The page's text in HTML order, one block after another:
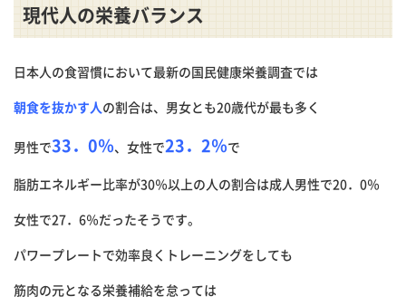
現代人の栄養バランス
日本人の食習慣において最新の国民健康栄養調査では
朝食を抜かす人の割合は、男女とも20歳代が最も多く
男性で33．0％、女性で23．2％で
脂肪エネルギー比率が30％以上の人の割合は成人男性で20．0％
女性で27．6％だったそうです。
パワープレートで効率良くトレーニングをしても
筋肉の元となる栄養補給を怠っては